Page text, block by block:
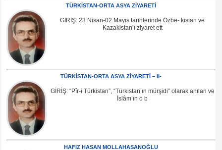
TÜRKİSTAN-ORTA ASYA ZİYARETİ
GİRİŞ: 23 Nisan-02 Mayıs tarihlerinde Özbe- kistan ve
Kazakistan’ı ziyaret ett
TÜRKİSTAN-ORTA ASYA ZİYARETİ – II-
GİRİŞ: “Pîr-i Türkistan”, “Türkistan’ın mürşidi” olarak anılan ve
İslâm’ın o b
HAFIZ HASAN MOLLAHASANOĞLU